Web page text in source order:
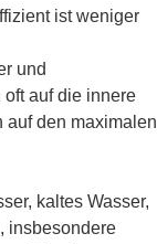
ist weniger
und
oft auf die innere
auf den maximalen
kaltes Wasser,
insbesondere